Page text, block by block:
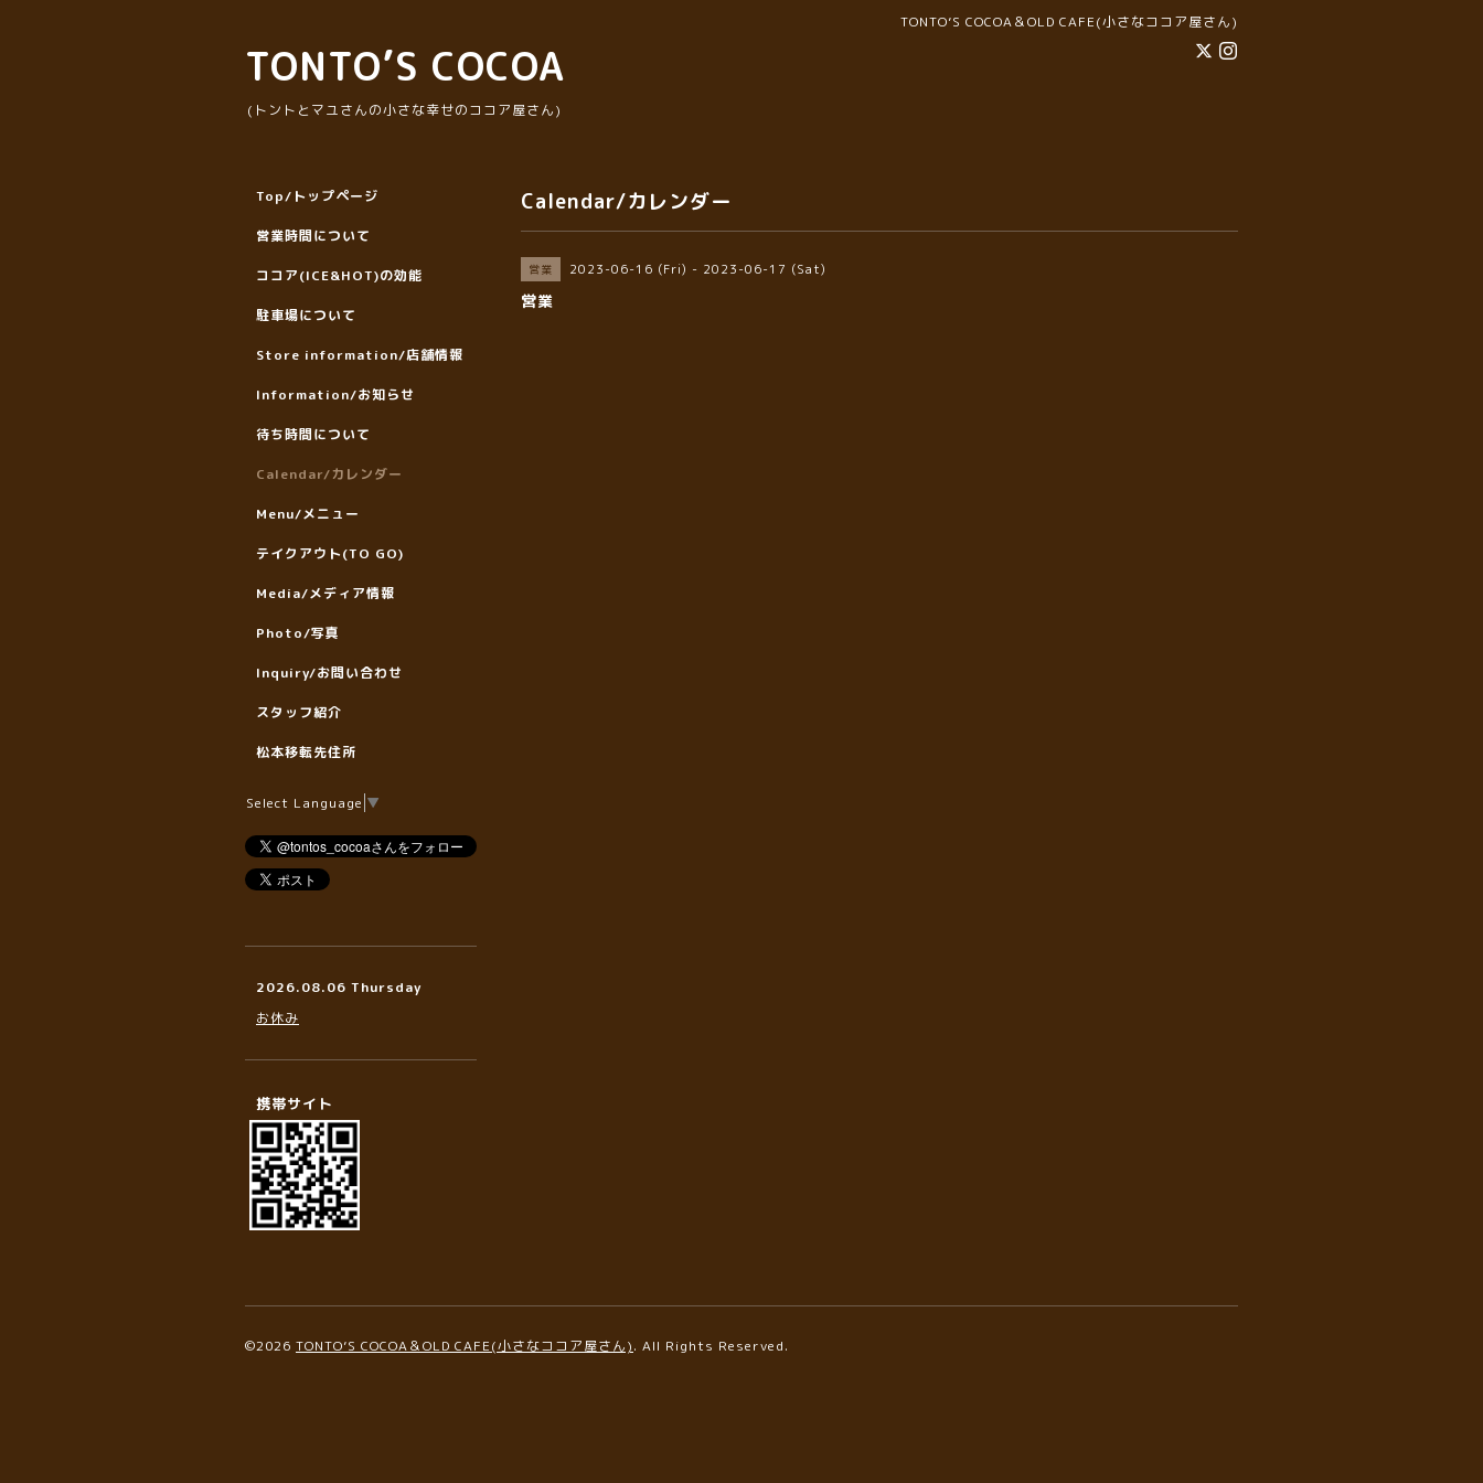
TONTO’S COCOA＆OLD CAFE(小さなココア屋さん)
TONTO’S COCOA
(トントとマユさんの小さな幸せのココア屋さん)
Calendar/カレンダー
営業 2023-06-16 (Fri) - 2023-06-17 (Sat)
営業
Top/トップページ
営業時間について
ココア(ICE&HOT)の効能
駐車場について
Store information/店舗情報
Information/お知らせ
待ち時間について
Calendar/カレンダー
Menu/メニュー
テイクアウト(TO GO)
Media/メディア情報
Photo/写真
Inquiry/お問い合わせ
スタッフ紹介
松本移転先住所
Select Language ▼
2026.08.06 Thursday
お休み
携帯サイト
©2026 TONTO’S COCOA＆OLD CAFE(小さなココア屋さん). All Rights Reserved.